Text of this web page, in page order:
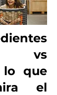
vs
lo que
el